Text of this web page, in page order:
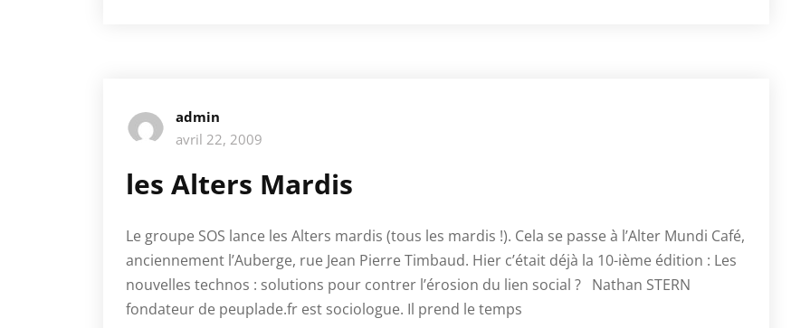
admin
avril 22, 2009
les Alters Mardis
Le groupe SOS lance les Alters mardis (tous les mardis !). Cela se passe à l’Alter Mundi Café,
anciennement l’Auberge, rue Jean Pierre Timbaud. Hier c’était déjà la 10-ième édition : Les
nouvelles technos : solutions pour contrer l’érosion du lien social ? Nathan STERN
fondateur de peuplade.fr est sociologue. Il prend le temps